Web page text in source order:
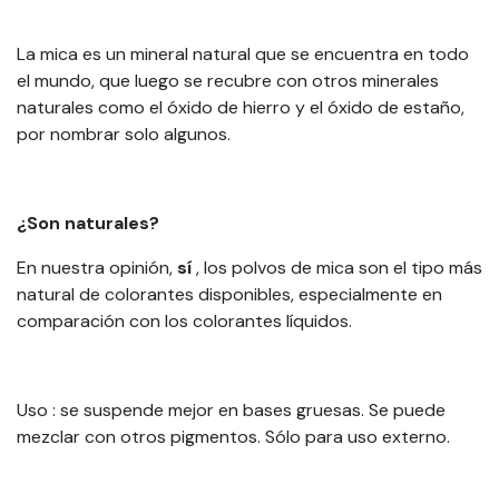
La mica es un mineral natural que se encuentra en todo
el mundo, que luego se recubre con otros minerales
naturales como el óxido de hierro y el óxido de estaño,
por nombrar solo algunos.
¿Son naturales?
En nuestra opinión,sí, los polvos de mica son el tipo más
natural de colorantes disponibles, especialmente en
comparación con los colorantes líquidos.
Uso : se suspende mejor en bases gruesas. Se puede
mezclar con otros pigmentos. Sólo para uso externo.